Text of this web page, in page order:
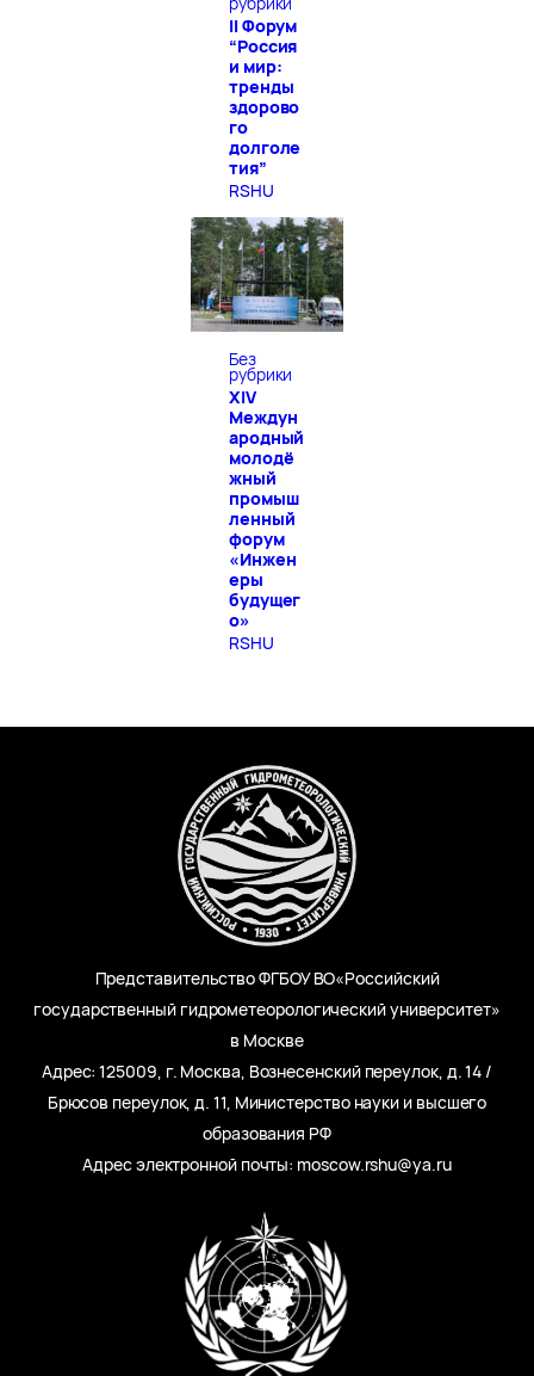
II Форум
“Россия
и мир:
тренды
здорово
го
долголе
тия”
RSHU
Без
рубрики
XIV
Междун
ародный
молодё
жный
промыш
ленный
форум
«Инжен
еры
будущег
о»
RSHU
Представительство ФГБОУ ВО«Российский
государственный гидрометеорологический университет»
в Москве
Адрес: 125009, г. Москва, Вознесенский переулок, д. 14 /
Брюсов переулок, д. 11, Министерство науки и высшего
образования РФ
Адрес электронной почты: moscow.rshu@ya.ru